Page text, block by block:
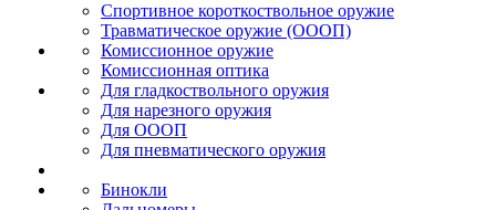
Спортивное короткоствольное оружие
Травматическое оружие (ОООП)
Комиссионное оружие
Комиссионная оптика
Для гладкоствольного оружия
Для нарезного оружия
Для ОООП
Для пневматического оружия
Бинокли